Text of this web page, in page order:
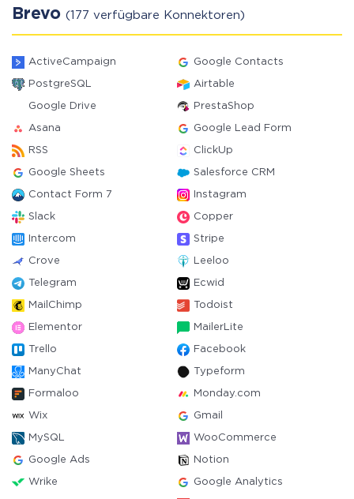
Brevo (177 verfügbare Konnektoren)
ActiveCampaign Google Contacts
PostgreSQL Airtable
Google Drive PrestaShop
Asana Google Lead Form
RSS ClickUp
Google Sheets Salesforce CRM
Contact Form 7 Instagram
Slack Copper
Intercom Stripe
Crove Leeloo
Telegram Ecwid
MailChimp Todoist
Elementor MailerLite
Trello Facebook
ManyChat Typeform
Formaloo Monday.com
Wix Gmail
MySQL WooCommerce
Google Ads Notion
Wrike Google Analytics